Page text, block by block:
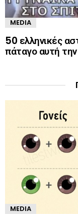
MEDIA
50 ελληνικές
πάταγο αυτή
MEDIA